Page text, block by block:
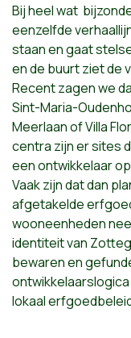
Bij heel wat
eenzelfde
staan en gaat
en de buurt ziet de
Recent zagen we
Sint-Maria-
Meerlaan of Villa
centra zijn er sites
een ontwikkelaar
Vaak zijn dat dan
afgetakelde
wooneenheden
identiteit van
bewaren en
lokaal